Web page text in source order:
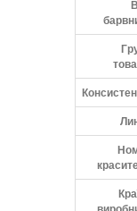
• більше
• швидше
• додає
•
Широкий
світлих
покриття
AROMA
синергії